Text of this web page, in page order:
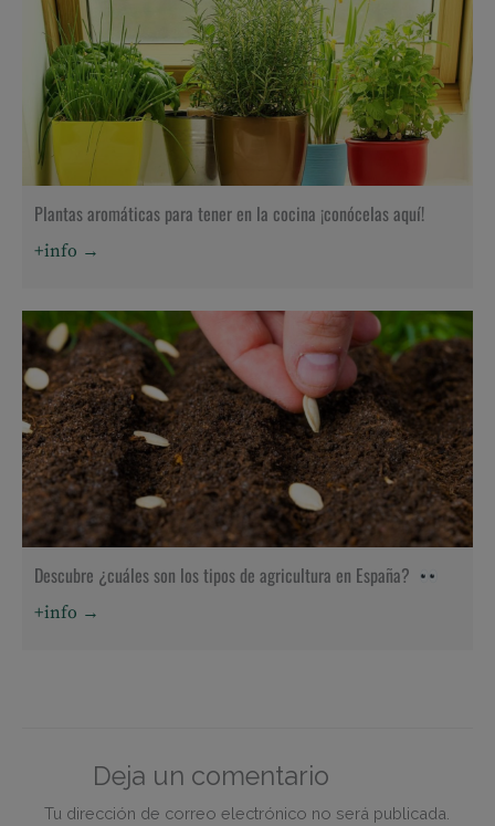
Plantas aromáticas para tener en la cocina ¡conócelas aquí!
+info →
Descubre ¿cuáles son los tipos de agricultura en España?
+info →
Deja un comentario
Tu dirección de correo electrónico no será publicada.